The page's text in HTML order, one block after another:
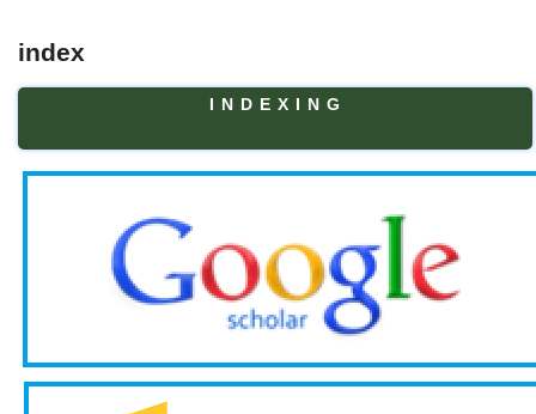
index
I N D E X I N G